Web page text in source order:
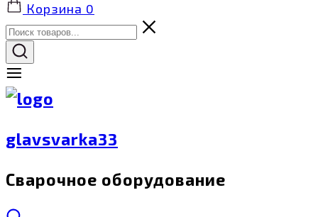
Корзина 0
glavsvarka33
Сварочное оборудование